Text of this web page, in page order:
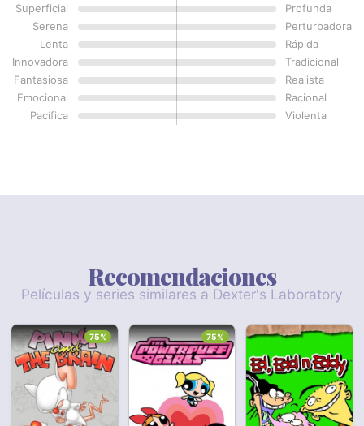
Superficial
Profunda
Serena
Perturbadora
Lenta
Rápida
Innovadora
Tradicional
Fantasiosa
Realista
Emocional
Racional
Pacífica
Violenta
Recomendaciones
Películas y series similares a Dexter's Laboratory
75% 75%